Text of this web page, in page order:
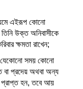
এইরূপ কোনো
উক্ত অনিবাসীকে
ক্ষমতা রাখেন;
যেকোনো সময় কোনো
বা প্রদেয় অথবা অন্য
প্রাপ্ত হন, তবে আয়